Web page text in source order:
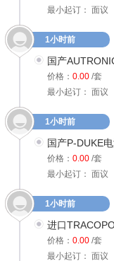
最小起订： 面议
1小时前
国产
价格： 0.00 /套
最小起订： 面议
1小时前
国产P-DUKE
价格： 0.00 /套
最小起订： 面议
1小时前
进口
价格： 0.00 /套
最小起订： 面议